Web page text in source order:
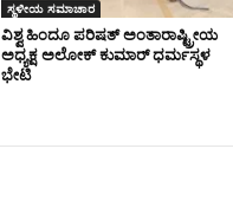
ಸ್ಥಳೀಯ ಸಮಾಚಾರ
ವಿಶ್ವ ಹಿಂದೂ ಪರಿಷತ್ ಅಂತಾರಾಷ್ಟ್ರೀಯ
ಅಧ್ಯಕ್ಷ ಅಲೋಕ್ ಕುಮಾರ್ ಧರ್ಮಸ್ಥಳ
ಭೇಟಿ